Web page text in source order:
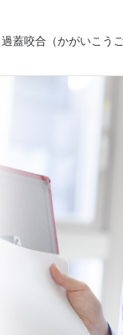
過蓋咬合（かがいこう